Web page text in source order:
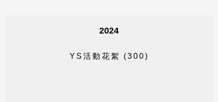
2024
Y S 活動 花絮 (300)